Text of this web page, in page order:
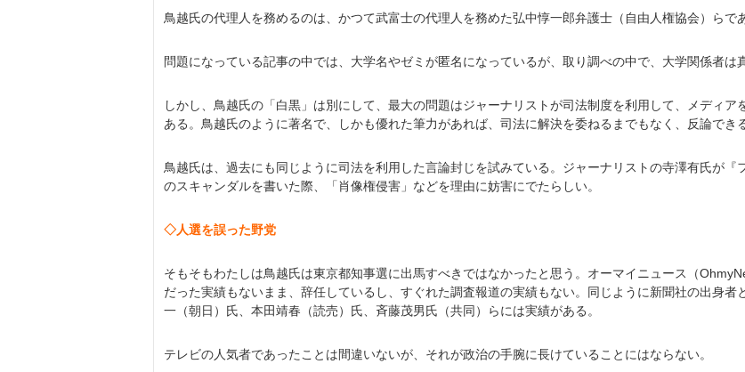
鳥越氏の代理人を務めるのは、かつて武富士の代理人を務めた弘中惇一郎弁護士（自由人権協会）らで
問題になっている記事の中では、大学名やゼミが匿名になっているが、取り調べの中で、大学関係者は
しかし、鳥越氏の「白黒」は別にして、最大の問題はジャーナリストが司法制度を利用して、メディア
ある。鳥越氏のように著名で、しかも優れた筆力があれば、司法に解決を委ねるまでもなく、反論でき
鳥越氏は、過去にも同じように司法を利用した言論封じを試みている。ジャーナリストの寺澤有氏が『
のスキャンダルを書いた際、「肖像権侵害」などを理由に妨害にでたらしい。
◇人選を誤った野党
そもそもわたしは鳥越氏は東京都知事選に出馬すべきではなかったと思う。オーマイニュース（
だった実績もないまま、辞任しているし、すぐれた調査報道の実績もない。同じように新聞社の出身者
一（朝日）氏、本田靖春（読売）氏、斉藤茂男氏（共同）らには実績がある。
テレビの人気者であったことは間違いないが、それが政治の手腕に長けていることにはならない。